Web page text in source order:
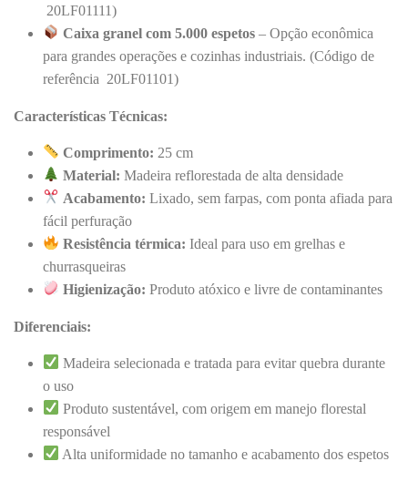
20LF01111)
Caixa granel com 5.000 espetos – Opção econômica
para grandes operações e cozinhas industriais. (Código de
referência 20LF01101)
Características Técnicas:
Comprimento: 25 cm
Material: Madeira reflorestada de alta densidade
Acabamento: Lixado, sem farpas, com ponta afiada para
fácil perfuração
Resistência térmica: Ideal para uso em grelhas e
churrasqueiras
Higienização: Produto atóxico e livre de contaminantes
Diferenciais:
Madeira selecionada e tratada para evitar quebra durante
o uso
Produto sustentável, com origem em manejo florestal
responsável
Alta uniformidade no tamanho e acabamento dos espetos